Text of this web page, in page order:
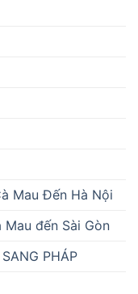
Mau Đến Hà Nội
đến Sài Gòn
PHÁP